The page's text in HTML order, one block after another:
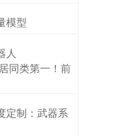
模型
人
同类第一！前
定制：武器系